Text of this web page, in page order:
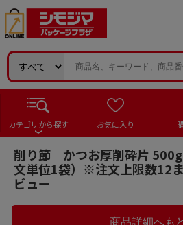
カテゴリから探す お気に入り
削り節 かつお厚削砕片
文単位1袋）※注文上限数12
ビュー